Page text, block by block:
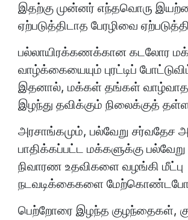
இதற்கு முன்னர் எந்தவொரு
ஏற்படுத்திடாத பேரழிவை
பல்லாயிரக்கணக்கான கடலோர
வாழ்க்கையையும் புரட்டிப்
இதனால், மக்கள் தங்கள்
இழந்து தவிக்கும் நிலைக்குத்
அரசாங்கமும், பல்வேறு சர்வதேச
பாதிக்கப்பட்ட மக்களுக்கு
நிவாரண உதவிகளை வழங்கி மீட்பு
நடவடிக்கைகளை
பெற்றோரை இழந்த குழந்தைகள்,